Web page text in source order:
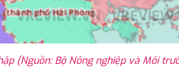
(Nguồn: Bộ Nông nghiệp và Môi